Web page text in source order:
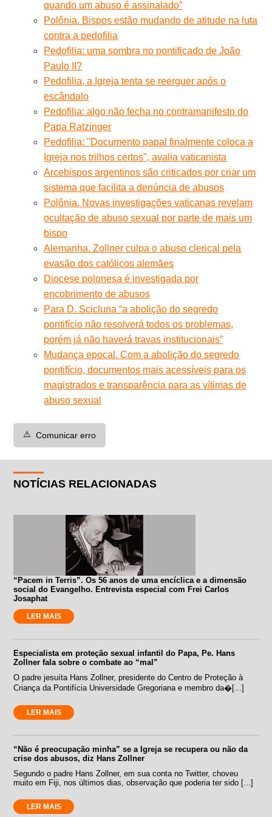
quando um abuso é assinalado”
Polônia. Bispos estão mudando de atitude na luta
contra a pedofilia
Pedofilia: uma sombra no pontificado de João
Paulo II?
Pedofilia, a Igreja tenta se reerguer após o
escândalo
Pedofilia: algo não fecha no contramanifesto do
Papa Ratzinger
Pedofilia: "Documento papal finalmente coloca a
Igreja nos trilhos certos", avalia vaticanista
Arcebispos argentinos são criticados por criar um
sistema que facilita a denúncia de abusos
Polônia. Novas investigações vaticanas revelam
ocultação de abuso sexual por parte de mais um
bispo
Alemanha. Zollner culpa o abuso clerical pela
evasão dos católicos alemães
Diocese polonesa é investigada por
encobrimento de abusos
Para D. Scicluna “a abolição do segredo
pontifício não resolverá todos os problemas,
porém já não haverá travas institucionais”
Mudança epocal. Com a abolição do segredo
pontifício, documentos mais acessíveis para os
magistrados e transparência para as vítimas de
abuso sexual
⚠️ Comunicar erro
NOTÍCIAS RELACIONADAS
“Pacem in Terris”. Os 56 anos de uma encíclica e a dimensão
social do Evangelho. Entrevista especial com Frei Carlos
Josaphat
LER MAIS
Especialista em proteção sexual infantil do Papa, Pe. Hans
Zollner fala sobre o combate ao “mal”
O padre jesuíta Hans Zollner, presidente do Centro de Proteção à
Criança da Pontifícia Universidade Gregoriana e membro da�[...]
LER MAIS
“Não é preocupação minha” se a Igreja se recupera ou não da
crise dos abusos, diz Hans Zollner
Segundo o padre Hans Zollner, em sua conta no Twitter, choveu
muito em Fiji, nos últimos dias, observação que poderia ter sido [...]
LER MAIS